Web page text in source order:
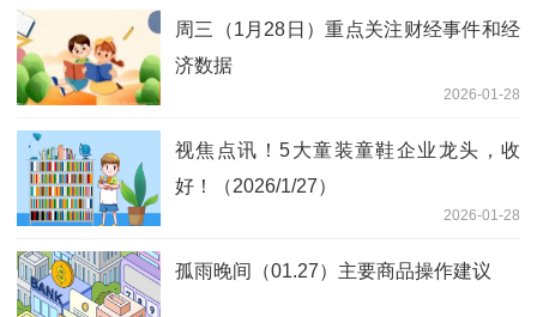
周三（1月28日）重点关注财经事件和经
济数据
2026-01-28
视焦点讯！5大童装童鞋企业龙头，收
好！（2026/1/27）
2026-01-28
孤雨晚间（01.27）主要商品操作建议